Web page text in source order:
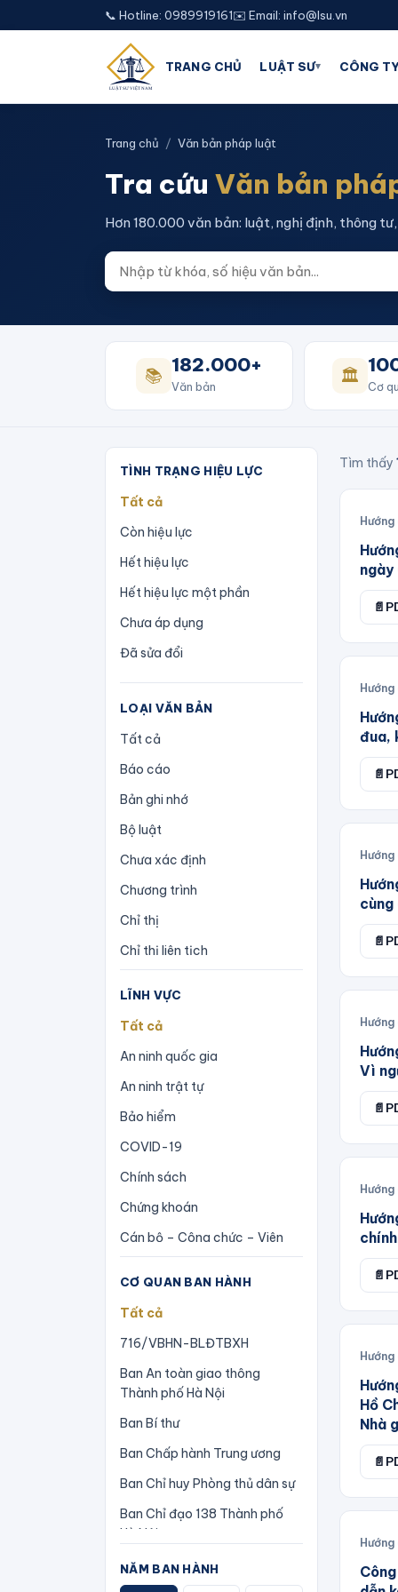
📞 Hotline: 0989919161✉️ Email: info@lsu.vn
TRANG CHỦ LUẬT SƯ▾ CÔNG
Trang chủ / Văn bản pháp luật
Tra cứu Văn bản
Hơn 180.000 văn bản: luật, nghị định, thông
📚 182.000+
Văn bản 🏛️ Cơ
TÌNH TRẠNG HIỆU LỰC
Tất cả
Còn hiệu lực
Hết hiệu lực
Hết hiệu lực một phần
Chưa áp dụng
Đã sửa đổi
LOẠI VĂN BẢN
Tất cả
Báo cáo
Bản ghi nhớ
Bộ luật
Chưa xác định
Chương trình
Chỉ thị
Chỉ thị liên tịch
Luật
Lệnh
Nghị quyết
Nghị quyết liên tịch
Nghị định
Nghị định thư
Phương án
Quy chế phối hợp
Quyết định
LĨNH VỰC
Tất cả
An ninh quốc gia
An ninh trật tự
Bảo hiểm
COVID-19
Chính sách
Chứng khoán
Cán bộ – Công chức – Viên
chức
Công nghiệp
Cơ cấu tổ chức
Cổ phần-Cổ phần hoá
Doanh nghiệp
nghề
Hàng hải
Hành chính
CƠ QUAN BAN HÀNH
Tất cả
716/VBHN-BLĐTBXH
Ban An toàn giao thông
Thành phố Hà Nội
Ban Bí thư
Ban Chấp hành Trung ương
Ban Chỉ huy Phòng thủ dân sự
Ban Chỉ đạo 138 Thành phố
Hà Nội
Ban Chỉ đạo 138/CP
NĂM BAN HÀNH
Tìm thấy
Hướng
ngày
📄
Hướng
đua,
📄
Hướng
cùng
📄
Hướng
Vì
📄
Hướng
📄
Hướng
Hồ
Nhà
📄
Hướng